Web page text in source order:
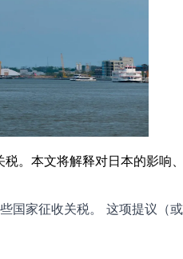
。本文将解释对日本的影响
家征收关税。 这项提议（